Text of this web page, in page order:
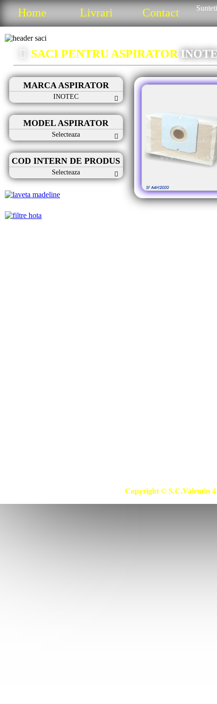
Home Livrari Contact
SACI PENTRU ASPIRATOR
MARCA ASPIRATOR
INOTEC
MODEL ASPIRATOR
Selecteaza
COD INTERN DE PRODUS
Selecteaza
Copyright © S.C.Valentin